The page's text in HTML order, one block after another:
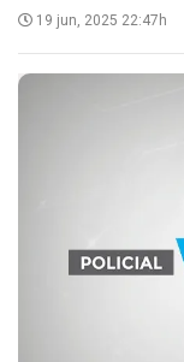
19 jun, 2025 22:47h